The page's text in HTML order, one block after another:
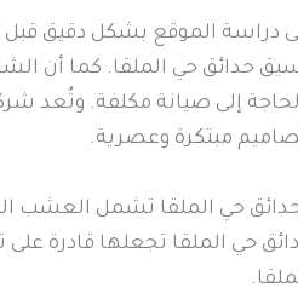
الموقع بشكل دقيق قبل
حدائق حي الملقا. كما أن
إلى صيانة مكلفة. وتُعد
مبتكرة وعصرية.
حي الملقا تشمل العشب
حي الملقا تجعلها قادرة